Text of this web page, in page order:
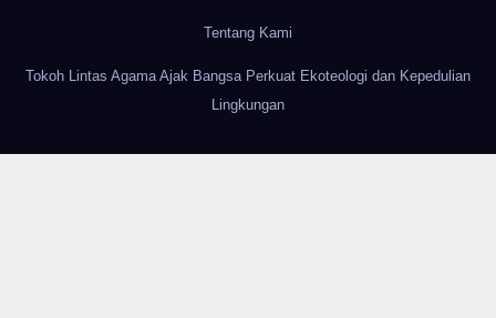
Tentang Kami
Tokoh Lintas Agama Ajak Bangsa Perkuat Ekoteologi dan Kepedulian
Lingkungan